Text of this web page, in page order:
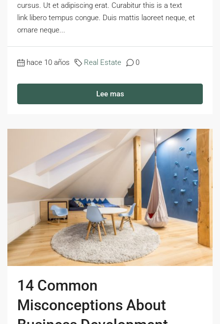
cursus. Ut et adipiscing erat. Curabitur this is a text
link libero tempus congue. Duis mattis laoreet neque, et
ornare neque...
hace 10 años Real Estate 0
Lee mas
14 Common
Misconceptions About